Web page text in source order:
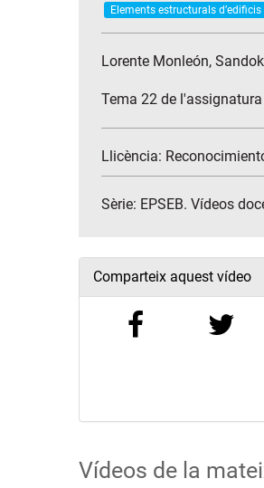
Elements estructurals d’edificis
Lorente Monleón,
Tema 22 de
Llicència:
Sèrie: EPSEB. Vídeos
Comparteix aquest vídeo
Vídeos de la